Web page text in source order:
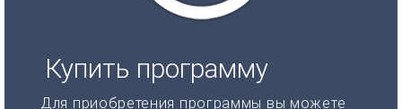
Купить программу
Для приобретения программы вы можете